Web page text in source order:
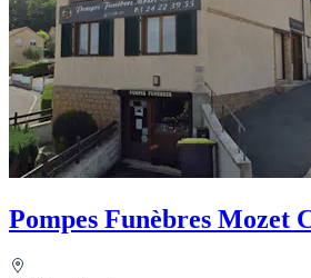
Pompes Funèbres Mozet